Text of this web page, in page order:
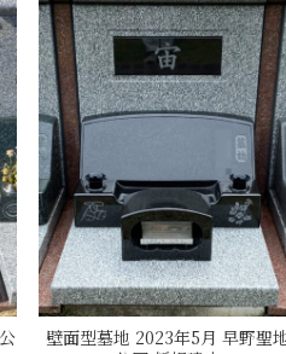
壁面型墓地 2023年5月 早野聖